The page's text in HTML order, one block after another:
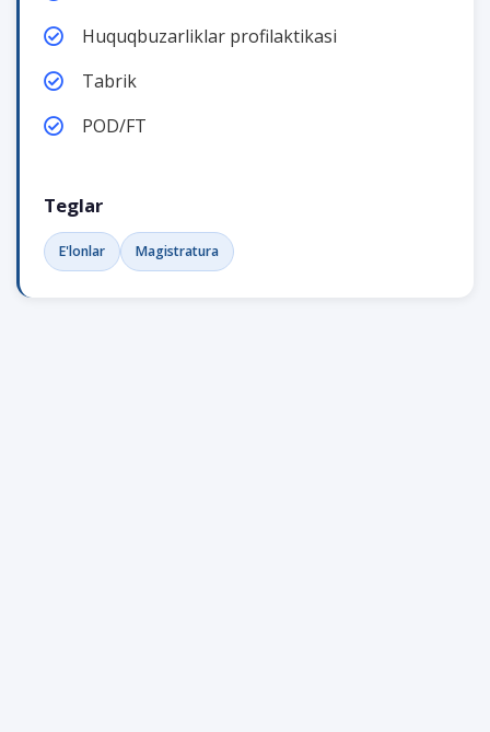
Huquqbuzarliklar profilaktikasi
Tabrik
POD/FT
Teglar
E'lonlar Magistratura